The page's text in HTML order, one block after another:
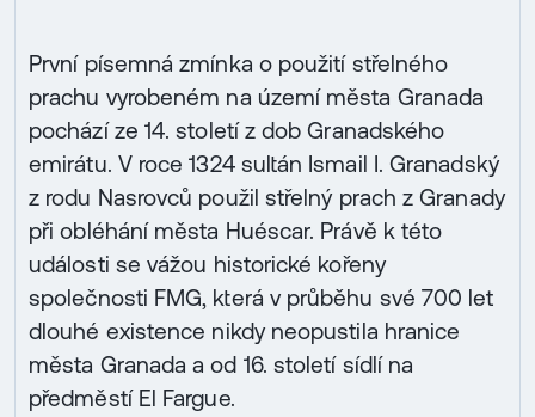
První písemná zmínka o použití střelného
prachu vyrobeném na území města Granada
pochází ze 14. století z dob Granadského
emirátu. V roce 1324 sultán Ismail I. Granadský
z rodu Nasrovců použil střelný prach z Granady
při obléhání města Huéscar. Právě k této
události se vážou historické kořeny
společnosti FMG, která v průběhu své 700 let
dlouhé existence nikdy neopustila hranice
města Granada a od 16. století sídlí na
předměstí El Fargue.